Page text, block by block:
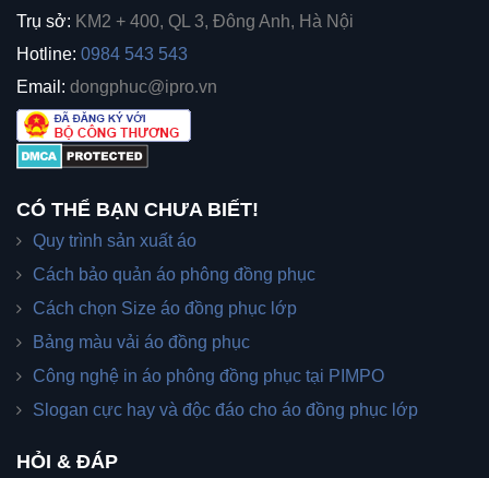
Trụ sở: KM2 + 400, QL 3, Đông Anh, Hà Nội
Hotline: 0984 543 543
Email: dongphuc@ipro.vn
CÓ THỂ BẠN CHƯA BIẾT!
Quy trình sản xuất áo
Cách bảo quản áo phông đồng phục
Cách chọn Size áo đồng phục lớp
Bảng màu vải áo đồng phục
Công nghệ in áo phông đồng phục tại PIMPO
Slogan cực hay và độc đáo cho áo đồng phục lớp
HỎI & ĐÁP